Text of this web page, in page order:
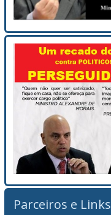
Parceiros e Links